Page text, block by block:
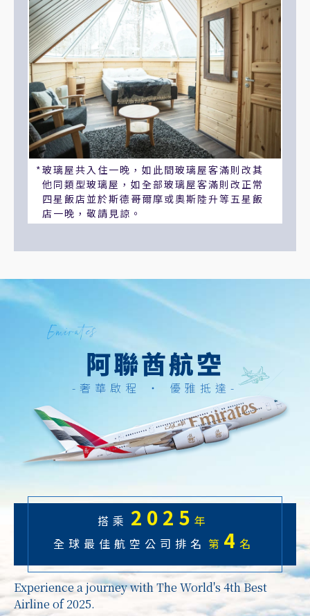
玻璃屋共入住一晚，如此間玻璃屋客滿則改其
他同類型玻璃屋，如全部玻璃屋客滿則改正常
四星飯店並於斯德哥爾摩或奧斯陸升等五星飯
店一晚，敬請見諒。
阿聯酋航空
奢華啟程 ‧ 優雅抵達
搭乘 2025 年
全球最佳航空公司排名 第 4 名
Experience a journey with The World's 4th Best
Airline of 2025.